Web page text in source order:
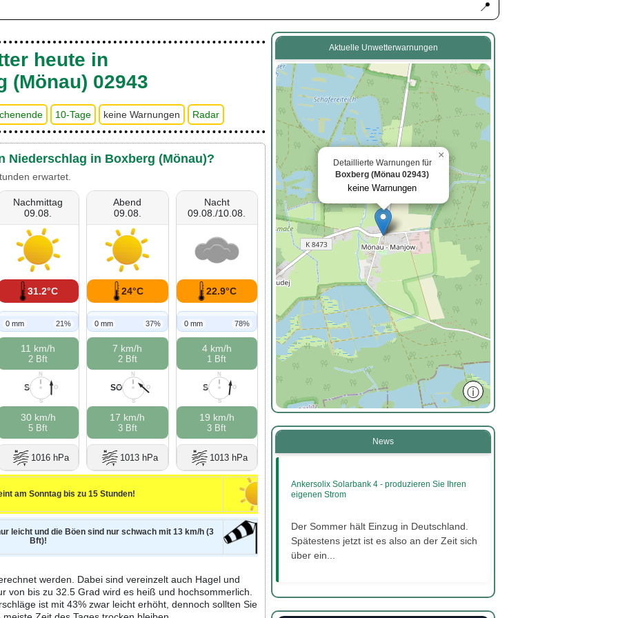
📍
heute in
(Mönau) 02943
10-Tage keine Warnungen Radar
Niederschlag in Boxberg (Mönau)?
erwartet.
Nachmittag
09.08.
31.2°C
0 mm 21%
11 km/h
2 Bft
N
O
S
W
S
30 km/h
5 Bft
1016 hPa
Abend
09.08.
24°C
0 mm 37%
7 km/h
2 Bft
N
O
S
W
SO
17 km/h
3 Bft
1013 hPa
Nacht
09.08./10.08.
22.9°C
0 mm 78%
4 km/h
1 Bft
N
O
S
W
S
19 km/h
3 Bft
1013 hPa
am Sonntag bis zu 15 Stunden!
leicht und die Böen sind nur schwach mit 13 km/h (3
Bft)!
werden. Dabei sind vereinzelt auch Hagel und
von bis zu 32.5 Grad wird es heiß und hochsommerlich.
ist mit 43% zwar leicht erhöht, dennoch sollten Sie
Aktuelle Unwetterwarnungen
Detaillierte Warnungen für
Boxberg (Mönau 02943)
keine Warnungen
×
ⓘ
News
Ankersolix Solarbank 4 - produzieren Sie Ihren
eigenen Strom
Der Sommer hält Einzug in Deutschland.
Spätestens jetzt ist es also an der Zeit sich
über ein...